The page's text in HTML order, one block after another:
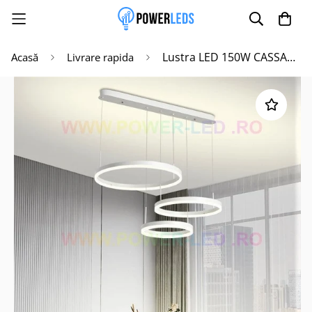
Acasă Livrare rapida Lustra LED 150W CASSANDRA Circle Alba 3 Segmente Echivalent 600W
Poate mai târziu Activează notificările